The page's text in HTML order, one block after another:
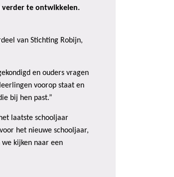
verder te ontwikkelen.
van Stichting Robijn,
en ouders vragen
voorop staat en
bij hen past.”
laatste schooljaar
het nieuwe schooljaar,
kijken naar een